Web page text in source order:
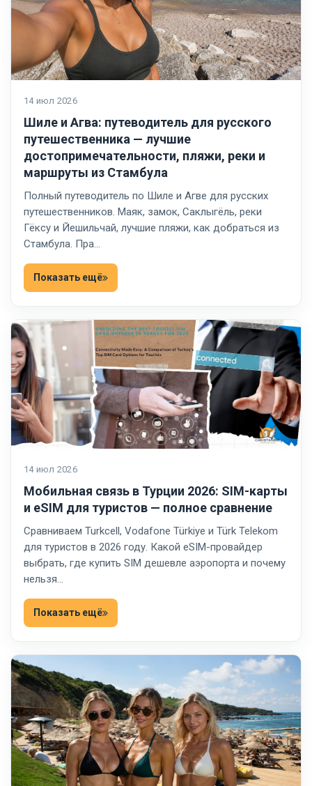
14 июл 2026
Шиле и Агва: путеводитель для русского
путешественника — лучшие
достопримечательности, пляжи, реки и
маршруты из Стамбула
Полный путеводитель по Шиле и Агве для русских
путешественников. Маяк, замок, Саклыгёль, реки
Гёксу и Йешильчай, лучшие пляжи, как добраться из
Стамбула. Пра…
Показать ещё
14 июл 2026
Мобильная связь в Турции 2026: SIM-карты
и eSIM для туристов — полное сравнение
Сравниваем Turkcell, Vodafone Türkiye и Türk Telekom
для туристов в 2026 году. Какой eSIM-провайдер
выбрать, где купить SIM дешевле аэропорта и почему
нельзя…
Показать ещё